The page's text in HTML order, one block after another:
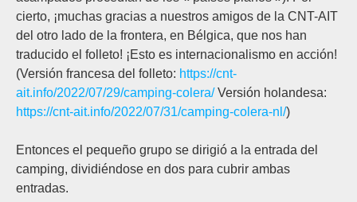
cierto, ¡muchas gracias a nuestros amigos de la CNT-AIT
del otro lado de la frontera, en Bélgica, que nos han
traducido el folleto! ¡Esto es internacionalismo en acción!
(Versión francesa del folleto: https://cnt-
ait.info/2022/07/29/camping-colera/Versión holandesa:
https://cnt-ait.info/2022/07/31/camping-colera-nl/)
Entonces el pequeño grupo se dirigió a la entrada del
camping, dividiéndose en dos para cubrir ambas
entradas.